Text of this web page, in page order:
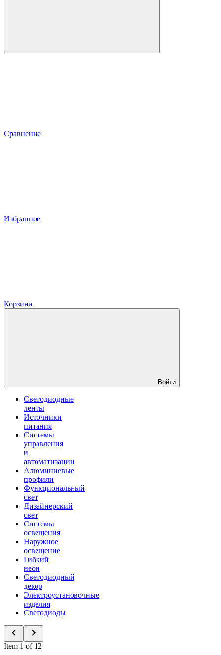
Сравнение
Избранное
Корзина
Войти
Светодиодные
ленты
Источники
питания
Системы
управления
и
автоматизации
Алюминиевые
профили
Функциональный
свет
Дизайнерский
свет
Системы
освещения
Наружное
освещение
Гибкий
неон
Светодиодный
декор
Электроустановочные
изделия
Светодиоды
Item 1 of 12